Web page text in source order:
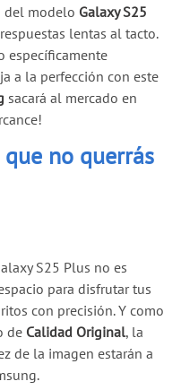
del modelo Galaxy S25
lentas al tacto.
específicamente
a la perfección con este
sacará al mercado en
no querrás
S25 Plus no es
para disfrutar tus
con precisión. Y como
de Calidad Original, la
de la imagen estarán a